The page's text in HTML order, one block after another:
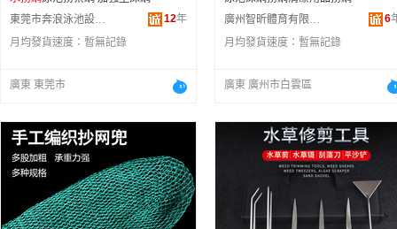
東莞市奔浪泳池設備有限公司
12年
月均發貨速度： 暫無記錄
廣東 東莞市
廣州智昕體育有限公司
6
月均發貨速度： 暫無記錄
廣東 廣州市白雲區